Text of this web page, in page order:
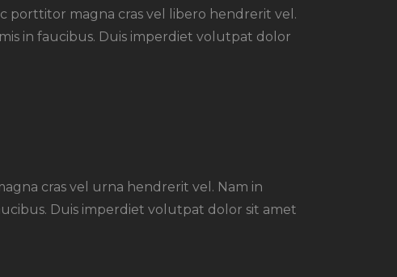
porttitor magna cras vel libero hendrerit vel.
in faucibus. Duis imperdiet volutpat dolor
cras vel urna hendrerit vel. Nam in
Duis imperdiet volutpat dolor sit amet